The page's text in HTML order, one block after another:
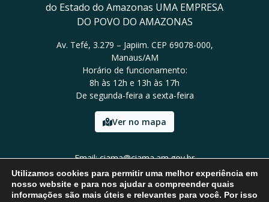
do Estado do Amazonas UMA EMPRESA
DO POVO DO AMAZONAS
Av. Tefé, 3.279 – Japiim. CEP 69078-000,
Manaus/AM
Horário de funcionamento:
8h às 12h e 13h às 17h
De segunda-feira a sexta-feira
Ver no mapa
Email: ciama@ciama.am.gov.br
Tel: (92) 2123 9999
Utilizamos cookies para permitir uma melhor experiência em
nosso website e para nos ajudar a compreender quais
informações são mais úteis e relevantes para você. Por isso